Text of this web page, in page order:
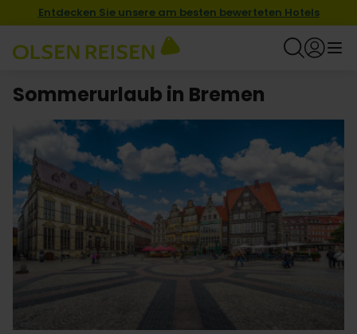
Entdecken Sie unsere am besten bewerteten Hotels
Sommerurlaub in Bremen